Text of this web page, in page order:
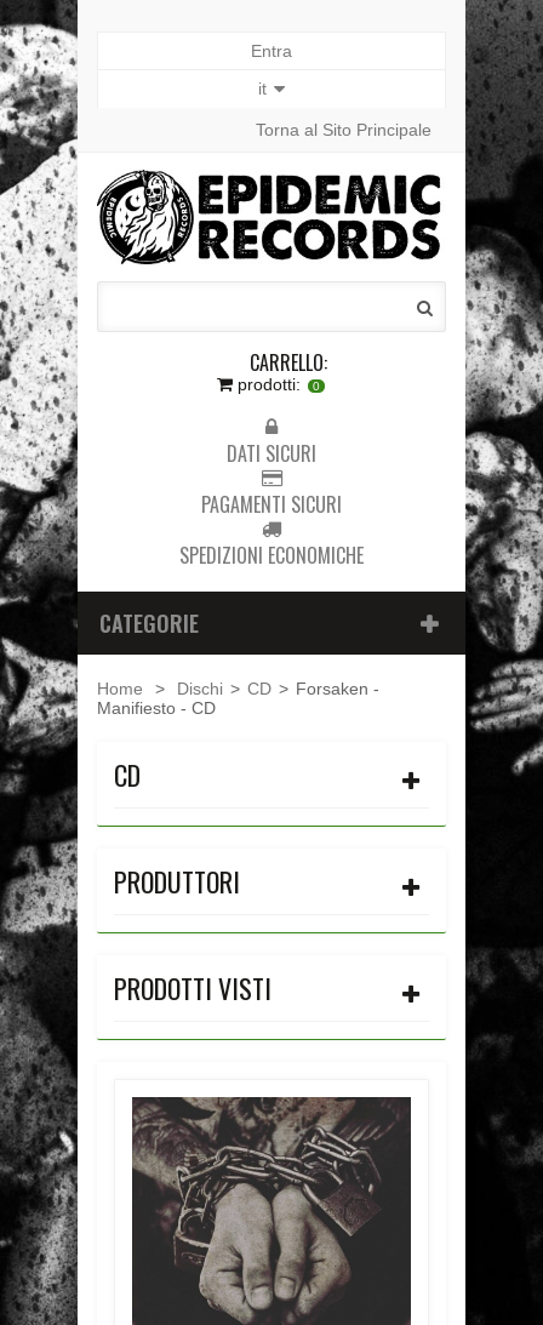
Entra
it
Torna al Sito Principale
CARRELLO:
prodotti: 0
DATI SICURI
PAGAMENTI SICURI
SPEDIZIONI ECONOMICHE
CATEGORIE
Home > Dischi > CD > Forsaken -
Manifiesto - CD
CD
PRODUTTORI
PRODOTTI VISTI